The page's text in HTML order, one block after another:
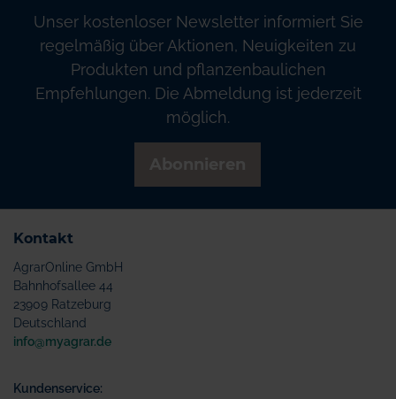
Unser kostenloser Newsletter informiert Sie
regelmäßig über Aktionen, Neuigkeiten zu
Produkten und pflanzenbaulichen
Empfehlungen. Die Abmeldung ist jederzeit
möglich.
Kontakt
AgrarOnline GmbH
Bahnhofsallee 44
23909 Ratzeburg
Deutschland
info@myagrar.de
Kundenservice: